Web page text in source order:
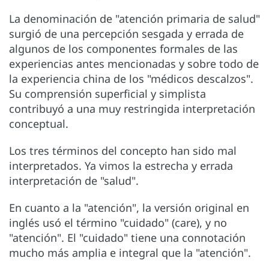
La denominación de "atención primaria de salud"
surgió de una percepción sesgada y errada de
algunos de los componentes formales de las
experiencias antes mencionadas y sobre todo de
la experiencia china de los "médicos descalzos".
Su comprensión superficial y simplista
contribuyó a una muy restringida interpretación
conceptual.
Los tres términos del concepto han sido mal
interpretados. Ya vimos la estrecha y errada
interpretación de "salud".
En cuanto a la "atención", la versión original en
inglés usó el término "cuidado" (care), y no
"atención". El "cuidado" tiene una connotación
mucho más amplia e integral que la "atención".